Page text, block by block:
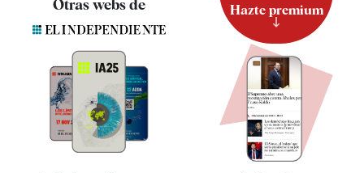
Quiénes somos
Especificaciones
Otras webs de Hazte premium